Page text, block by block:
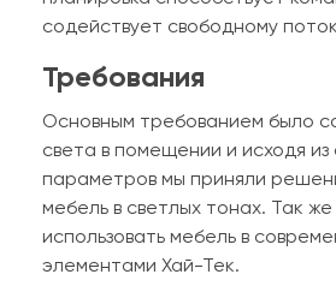
содействует свободному
Требования
Основным требованием было
света в помещении и исходя
параметров мы приняли
мебель в светлых тонах. Так
использовать мебель в
элементами Хай-Тек.